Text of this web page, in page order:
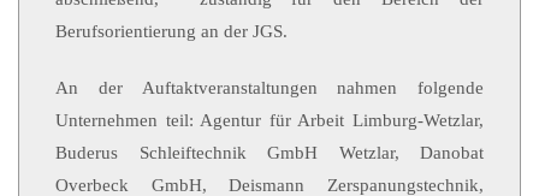
Berufsorientierung an der JGS.
An der Auftaktveranstaltungen nahmen folgende
Unternehmen teil: Agentur für Arbeit Limburg-Wetzlar,
Buderus Schleiftechnik GmbH Wetzlar, Danobat
Overbeck GmbH, Deismann Zerspanungstechnik,